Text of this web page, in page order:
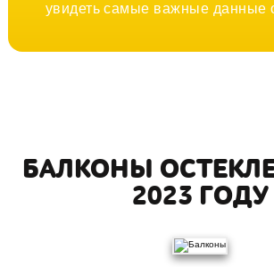
увидеть самые важные данные
БАЛКОНЫ
2023 ГОДУ